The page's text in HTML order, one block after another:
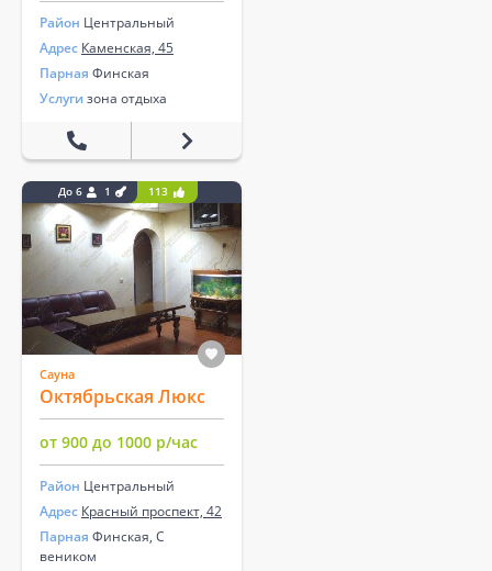
Район Центральный
Адрес Каменская, 45
Парная Финская
Услуги зона отдыха
До 6 1 113
Сауна
Октябрьская Люкс
от 900 до 1000 р/час
Район Центральный
Адрес Красный проспект, 42
Парная Финская, С
веником